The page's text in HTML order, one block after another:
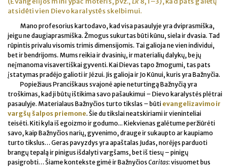
atsidėti vien Dievo karalystės skelbimui.
Mano profesorius kartodavo, kad visa pasaulyje yra dviprasmiška,
jeigu ne daugiaprasmiška. Žmogus sukurtas būti kūnu, siela ir dvasia. Tad
rūpintis privalu visomis trimis dimensijomis. Tai galioja ne vien individui,
bet ir bendrijoms. Mums reikia ir dvasinių, ir materialių dalykų, be jų
neįmanoma visavertiškai gyventi. Kai Dievas tapo žmogumi, tas pats
įstatymas pradėjo galioti ir Jėzui. Jis galioja ir Jo Kūnui, kuris yra Bažnyčia.
Popiežiaus Pranciškaus svajonė apie neturtingą Bažnyčią yra
troškimas, kad ji būtų ištikima savo pašaukimui – Dievo karalystės plėtrai
pasaulyje. Materialaus Bažnyčios turto tikslas – būti evangelizavimo ir
vargšų šalpos priemone. Šie du tikslai neatskiriami ir vieninteliai
teisėti. Kiti kyla iš egoizmo ir godumo... Kiekvienas galėtume peržiūrėti
savo, kaip Bažnyčios narių, gyvenimo, drauge ir sukaupto ar kaupiamo
turto tikslus… Geras pavyzdys yra apaštalas Judas, norėjęs parduoti
brangų tepalą ir pinigus išdalyti vargšams, bet iš tiesų – pinigų
pasigrobti… Šiame kontekste gimė ir Bažnyčios Caritas: visuomet bus